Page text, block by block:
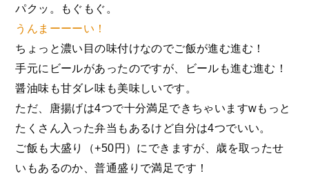
パクッ。もぐもぐ。
うんまーーーい！
ちょっと濃い目の味付けなのでご飯が進む進む！
手元にビールがあったのですが、ビールも進む進む！
醤油味も甘ダレ味も美味しいです。
ただ、唐揚げは4つで十分満足できちゃいますwもっと
たくさん入った弁当もあるけど自分は4つでいい。
ご飯も大盛り（+50円）にできますが、歳を取ったせ
いもあるのか、普通盛りで満足です！